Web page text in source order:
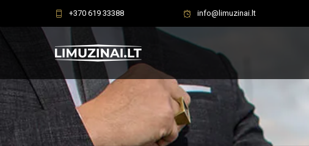
+370 619 33388 info@limuzinai.lt